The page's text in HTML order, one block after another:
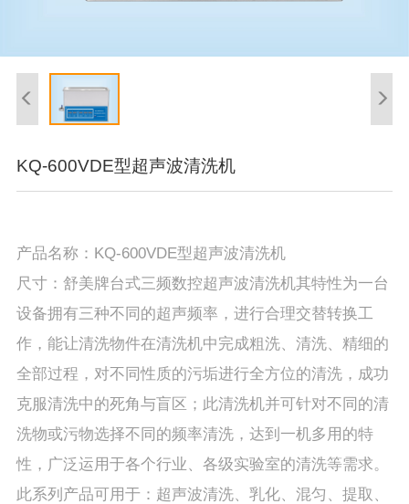
KQ-600VDE型超声波清洗机
产品名称：KQ-600VDE型超声波清洗机
尺寸：舒美牌台式三频数控超声波清洗机其特性为一台
设备拥有三种不同的超声频率，进行合理交替转换工
作，能让清洗物件在清洗机中完成粗洗、清洗、精细的
全部过程，对不同性质的污垢进行全方位的清洗，成功
克服清洗中的死角与盲区；此清洗机并可针对不同的清
洗物或污物选择不同的频率清洗，达到一机多用的特
性，广泛运用于各个行业、各级实验室的清洗等需求。
此系列产品可用于：超声波清洗、乳化、混匀、提取、